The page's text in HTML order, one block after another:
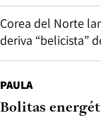
Corea del Norte
deriva “belicista”
PAULA
Bolitas